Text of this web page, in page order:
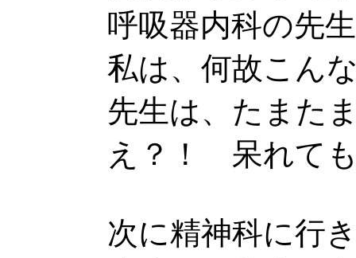
呼吸器内科の先
私は、何故こん
先生は、たまた
え？！ 呆れて
次に精神科に行